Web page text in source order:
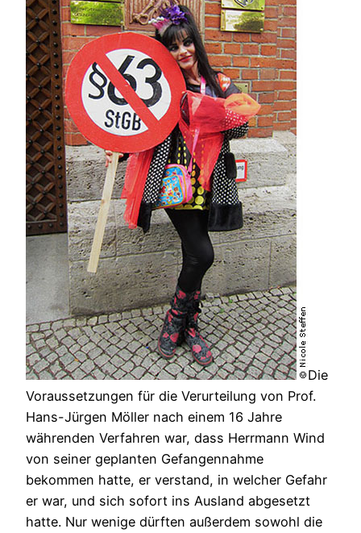
Die
Voraussetzungen für die Verurteilung von Prof.
Hans-Jürgen Möller nach einem 16 Jahre
währenden Verfahren war, dass Herrmann Wind
von seiner geplanten Gefangennahme
bekommen hatte, er verstand, in welcher Gefahr
er war, und sich sofort ins Ausland abgesetzt
hatte. Nur wenige dürften außerdem sowohl die